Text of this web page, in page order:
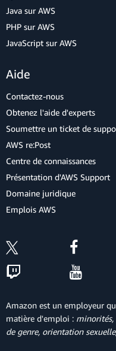
Java sur AWS
PHP sur AWS
JavaScript sur AWS
Aide
Contactez-nous
Obtenez l'aide d'experts
Soumettre un ticket de
AWS re:Post
Centre de connaissances
Présentation d'AWS Support
Domaine juridique
Emplois AWS
Amazon est un employeur
matière d'emploi : minorités,
de genre, orientation